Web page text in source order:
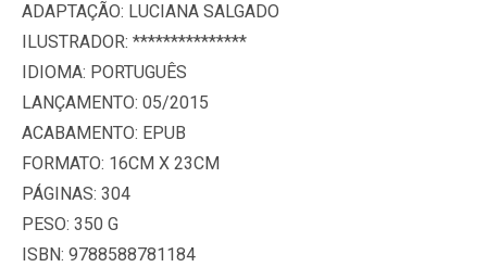
ADAPTAÇÃO: LUCIANA SALGADO
ILUSTRADOR: ***************
IDIOMA: PORTUGUÊS
LANÇAMENTO: 05/2015
ACABAMENTO: EPUB
FORMATO: 16CM X 23CM
PÁGINAS: 304
PESO: 350 G
ISBN: 9788588781184